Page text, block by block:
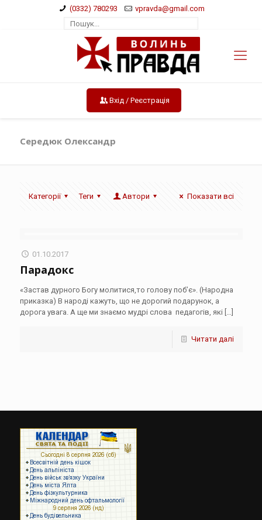
(0332) 780293 vpravda@gmail.com
Вхід / Реєстрація
Середюк Олександр
Категорії Теги Автори Показати всі
01.10.2017
Парадокс
«Застав дурного Богу молитися,то голову поб’є». (Народна
приказка) В народі кажуть, що не дорогий подарунок, а
дорога увага. А ще ми знаємо мудрі слова педагогів, які […]
Читати далі